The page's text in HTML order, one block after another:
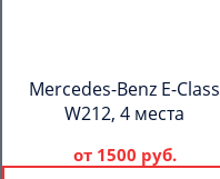
Mercedes-Benz E-Class
W212, 4 места
от 1500 руб.